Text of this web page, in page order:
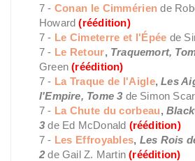
7 - Conan le Cimmérien de
Howard(réédition)
7 - Le Cimeterre et l'Épée de
7 - Le Retour, Traquemort,
Green(réédition)
7 - La Traque de l'Aigle,Les
l'Empire, Tome 3 de Simon
7 - La Chute du corbeau,
3de Ed McDonald (réédition)
7 - Les Effroyables, Les Rois
2de Gail Z. Martin(réédition)